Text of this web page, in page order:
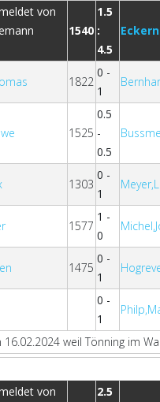
1540
1.5
:
4.5
1822
0 -
1
1525
0.5
-
0.5
1303
0 -
1
1577
1 -
0
1475
0 -
1
0 -
1
weil Tönning im
2.5